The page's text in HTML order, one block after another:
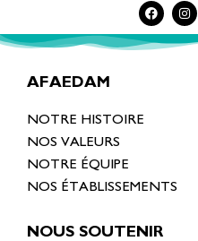
AFAEDAM
NOTRE HISTOIRE
NOS VALEURS
NOTRE ÉQUIPE
NOS ÉTABLISSEMENTS
NOUS SOUTENIR